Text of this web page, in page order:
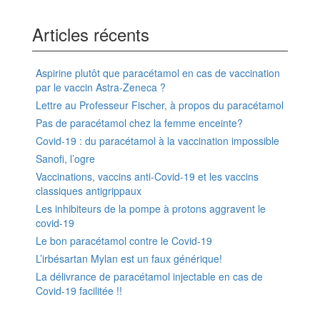
Articles récents
Aspirine plutôt que paracétamol en cas de vaccination
par le vaccin Astra-Zeneca ?
Lettre au Professeur Fischer, à propos du paracétamol
Pas de paracétamol chez la femme enceinte?
Covid-19 : du paracétamol à la vaccination impossible
Sanofi, l’ogre
Vaccinations, vaccins anti-Covid-19 et les vaccins
classiques antigrippaux
Les inhibiteurs de la pompe à protons aggravent le
covid-19
Le bon paracétamol contre le Covid-19
L’irbésartan Mylan est un faux générique!
La délivrance de paracétamol injectable en cas de
Covid-19 facilitée !!